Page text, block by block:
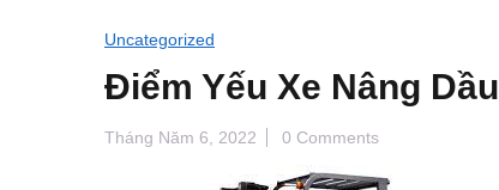
Uncategorized
Điểm Yếu Xe Nâng Dầu
Tháng Năm 6, 2022 0 Comments